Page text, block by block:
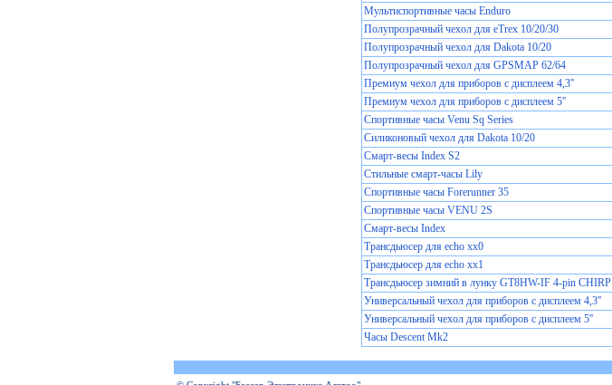
Мультиспортивные часы Enduro
Полупрозрачный чехол для eTrex 10/20/30
Полупрозрачный чехол для Dakota 10/20
Полупрозрачный чехол для GPSMAP 62/64
Премиум чехол для приборов с дисплеем 4,3''
Премиум чехол для приборов с дисплеем 5''
Спортивные часы Venu Sq Series
Силиконовый чехол для Dakota 10/20
Смарт-весы Index S2
Стильные смарт-часы Lily
Спортивные часы Forerunner 35
Спортивные часы VENU 2S
Смарт-весы Index
Трансдьюсер для echo xx0
Трансдьюсер для echo xx1
Трансдьюсер зимний в лунку GT8HW-IF 4-pin CHIRP
Универсальный чехол для приборов с дисплеем 4,3''
Универсальный чехол для приборов с дисплеем 5''
Часы Descent Mk2